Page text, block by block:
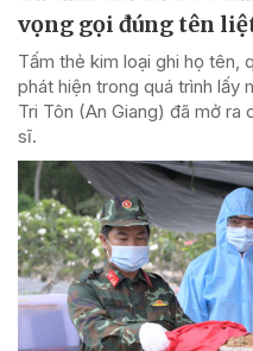
vọng gọi đúng tên
Tấm thẻ kim loại ghi họ tên,
phát hiện trong quá trình lấy
Tri Tôn (An Giang) đã mở
sĩ.